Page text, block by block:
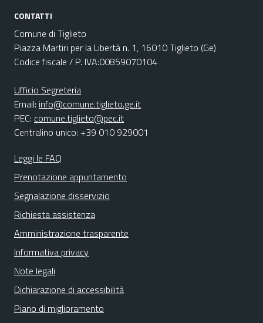
CONTATTI
Comune di Tiglieto
Piazza Martiri per la Libertà n. 1, 16010 Tiglieto (Ge)
Codice fiscale / P. IVA:00859070104
Ufficio Segreteria
Email: info@comune.tiglieto.ge.it
PEC: comune.tiglieto@pec.it
Centralino unico: +39 010 929001
Leggi le FAQ
Prenotazione appuntamento
Segnalazione disservizio
Richiesta assistenza
Amministrazione trasparente
Informativa privacy
Note legali
Dichiarazione di accessibilità
Piano di miglioramento